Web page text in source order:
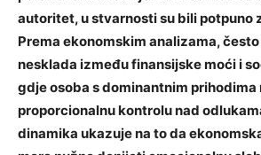
autoritet, u stvarnosti su bili potpuno
Prema ekonomskim analizama,
nesklada između finansijske moći i
gdje osoba s dominantnim prihodima
proporcionalnu kontrolu nad
dinamika ukazuje na to da